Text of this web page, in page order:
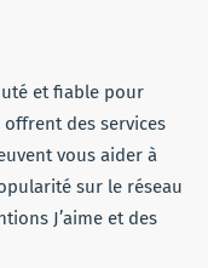
et fiable pour
offrent des services
vous aider à
sur le réseau
J’aime et des